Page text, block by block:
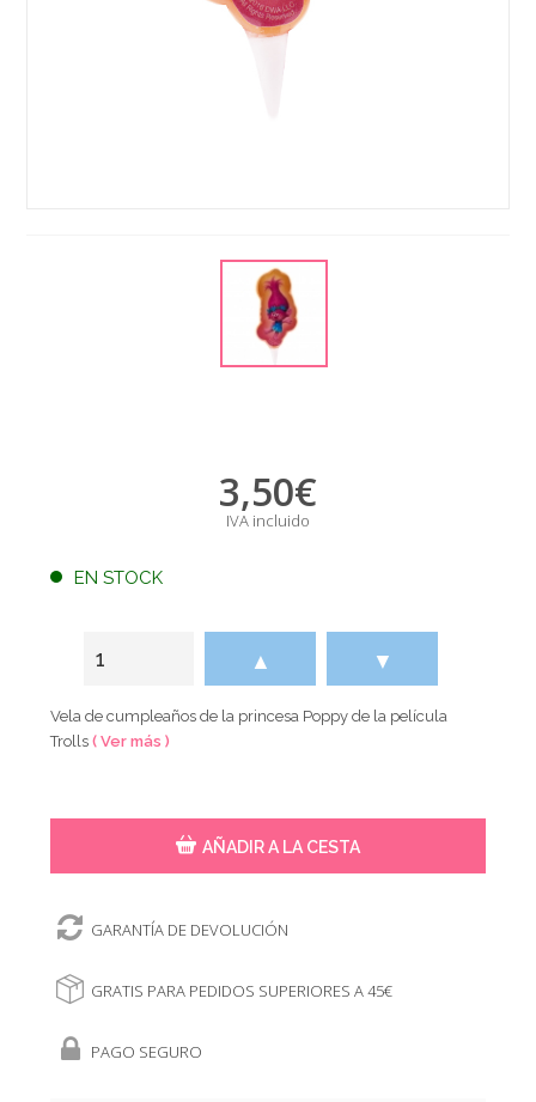
3,50€
IVA incluido
EN STOCK
▲ ▼
Vela de cumpleaños de la princesa Poppy de la película
Trolls( Ver más )
AÑADIR A LA CESTA
GARANTÍA DE DEVOLUCIÓN
GRATIS PARA PEDIDOS SUPERIORES A 45€
PAGO SEGURO